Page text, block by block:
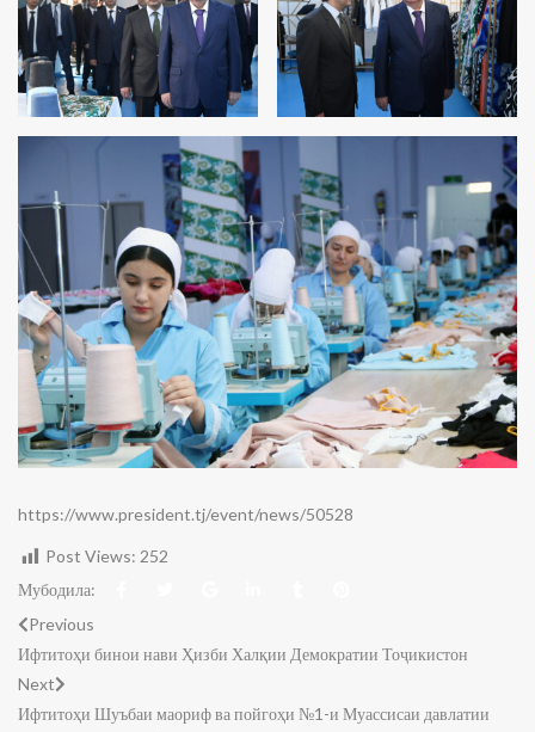
https://www.president.tj/event/news/50528
Post Views: 252
Мубодила:
Previous
Ифтитоҳи бинои нави Ҳизби Халқии Демократии Тоҷикистон
Next
Ифтитоҳи Шуъбаи маориф ва пойгоҳи №1-и Муассисаи давлатии